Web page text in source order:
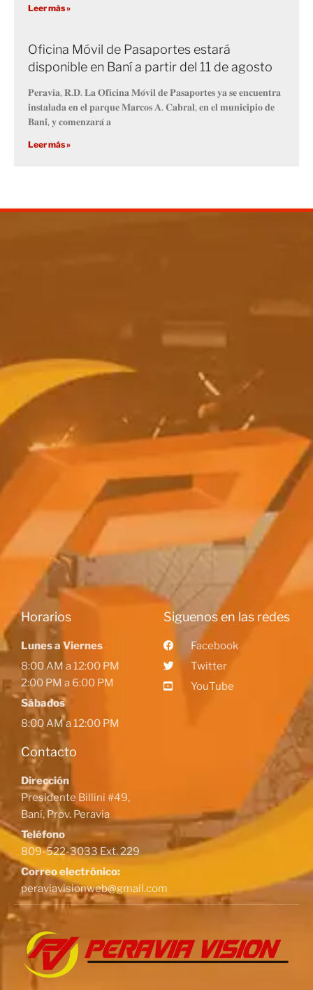
Leer más »
Oficina Móvil de Pasaportes estará
disponible en Baní a partir del 11 de agosto
𝐏𝐞𝐫𝐚𝐯𝐢𝐚, 𝐑.𝐃. 𝐋𝐚 𝐎𝐟𝐢𝐜𝐢𝐧𝐚 𝐌𝐨́𝐯𝐢𝐥 𝐝𝐞 𝐏𝐚𝐬𝐚𝐩𝐨𝐫𝐭𝐞𝐬 𝐲𝐚 𝐬𝐞 𝐞𝐧𝐜𝐮𝐞𝐧𝐭𝐫𝐚
𝐢𝐧𝐬𝐭𝐚𝐥𝐚𝐝𝐚 𝐞𝐧 𝐞𝐥 𝐩𝐚𝐫𝐪𝐮𝐞 𝐌𝐚𝐫𝐜𝐨𝐬 𝐀. 𝐂𝐚𝐛𝐫𝐚𝐥, 𝐞𝐧 𝐞𝐥 𝐦𝐮𝐧𝐢𝐜𝐢𝐩𝐢𝐨 𝐝𝐞
𝐁𝐚𝐧𝐢́, 𝐲 𝐜𝐨𝐦𝐞𝐧𝐳𝐚𝐫𝐚́ 𝐚
Leer más »
Horarios
Lunes a Viernes
8:00 AM a 12:00 PM
2:00 PM a 6:00 PM
Sábados
8:00 AM a 12:00 PM
Contacto
Dirección
Presidente Billini #49,
Baní, Prov. Peravia
Teléfono
809-522-3033 Ext. 229
Correo electrónico:
peraviavisionweb@gmail.com
Siguenos en las redes
Facebook
Twitter
YouTube